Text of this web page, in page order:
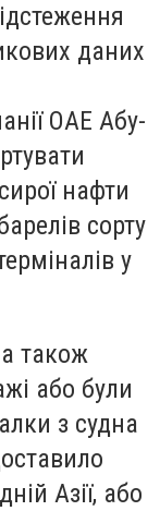
даних
ОАЕ Абу-
нафти
сорту
у
також
або були
з судна
Азії, або